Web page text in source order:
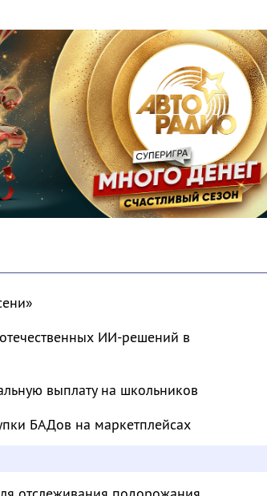
ИИ-решений в
выплату на школьников
БАДов на маркетплейсах